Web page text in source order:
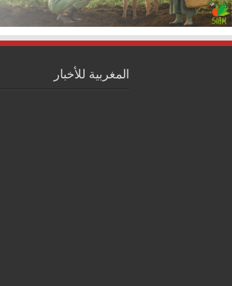
المغربية للأخبار